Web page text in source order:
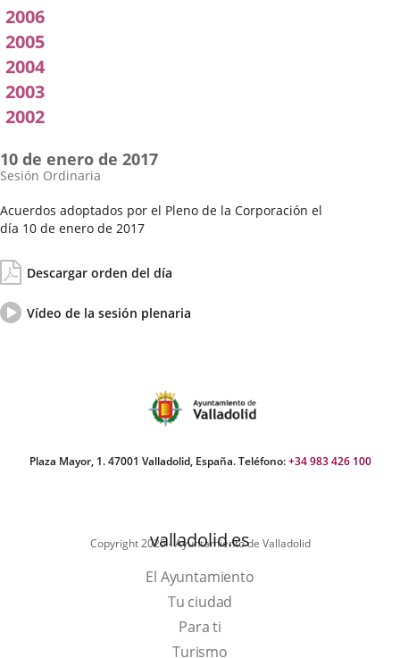
2006
2005
2004
2003
2002
Acuerdos adoptados por el Pleno de la Corporación el
día 10 de enero de 2017
Sesión Ordinaria
de
la
Sesión
10 de enero de 2017
del
día
Descargar orden del día
Vídeo
del
Vídeo de la sesión plenaria
Plaza Mayor, 1. 47001 Valladolid, España. Teléfono:+34 983 426 100
Copyright 2025 - Ayuntamiento de Valladolid
valladolid.es
El Ayuntamiento
Tu ciudad
Para ti
TurismoEste